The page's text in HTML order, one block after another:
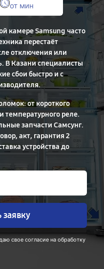
от мин
камере Samsung часто
перестаёт
отключения или
В Казани специалисты
сбои быстро и с
от короткого
температурного реле.
запчасти Самсунг.
акт, гарантия 2
устройства до
заявку
свое согласие на обработку